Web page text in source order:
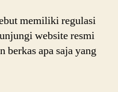
memiliki regulasi
website resmi
berkas apa saja yang